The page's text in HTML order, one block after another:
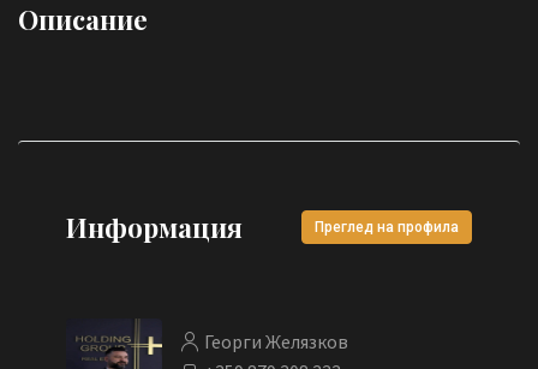
Описание
Информация Преглед на профила
Георги Желязков